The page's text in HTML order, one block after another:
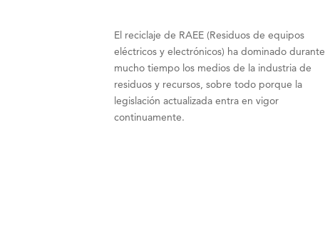
El reciclaje de RAEE (Residuos de equipos
eléctricos y electrónicos) ha dominado durante
mucho tiempo los medios de la industria de
residuos y recursos, sobre todo porque la
legislación actualizada entra en vigor
continuamente.